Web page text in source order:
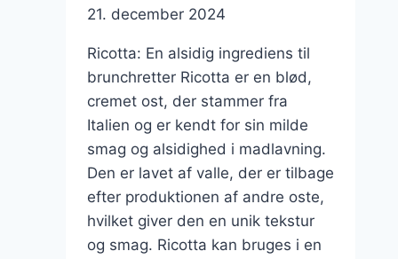
21. december 2024
Ricotta: En alsidig ingrediens til
brunchretter Ricotta er en blød,
cremet ost, der stammer fra
Italien og er kendt for sin milde
smag og alsidighed i madlavning.
Den er lavet af valle, der er tilbage
efter produktionen af andre oste,
hvilket giver den en unik tekstur
og smag. Ricotta kan bruges i en